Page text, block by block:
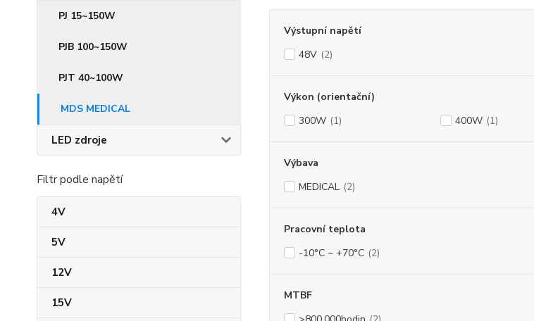
PJ 15~150W
PJB 100~150W
PJT 40~100W
MDS MEDICAL
LED zdroje
Filtr podle napětí
4V
5V
12V
15V
Výstupní napětí
48V (2)
Výkon (orientační)
300W (1) 400W (1)
Výbava
MEDICAL (2)
Pracovní teplota
-10°C ~ +70°C (2)
MTBF